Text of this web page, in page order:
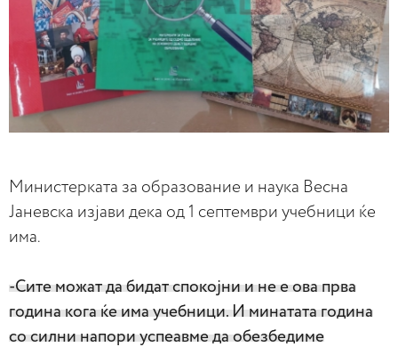
Министерката за образование и наука Весна
Јаневска изјави дека од 1 септември учебници ќе
има.
-Сите можат да бидат спокојни и не е ова прва
година кога ќе има учебници. И минатата година
со силни напори успеавме да обезбедиме